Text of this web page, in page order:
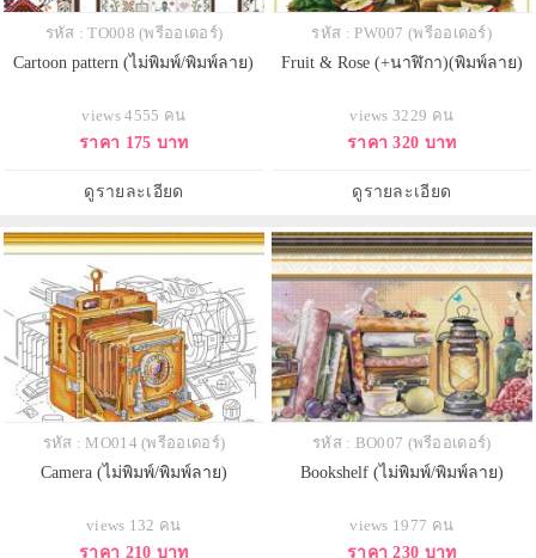
รหัส : TO008 (พรีออเดอร์)
Cartoon pattern (ไม่พิมพ์/พิมพ์ลาย)
views 4555 คน
ราคา 175 บาท
ดูรายละเอียด
รหัส : PW007 (พรีออเดอร์)
Fruit & Rose (+นาฬิกา)(พิมพ์ลาย)
views 3229 คน
ราคา 320 บาท
ดูรายละเอียด
รหัส : MO014 (พรีออเดอร์)
Camera (ไม่พิมพ์/พิมพ์ลาย)
views 132 คน
ราคา 210 บาท
รหัส : BO007 (พรีออเดอร์)
Bookshelf (ไม่พิมพ์/พิมพ์ลาย)
views 1977 คน
ราคา 230 บาท